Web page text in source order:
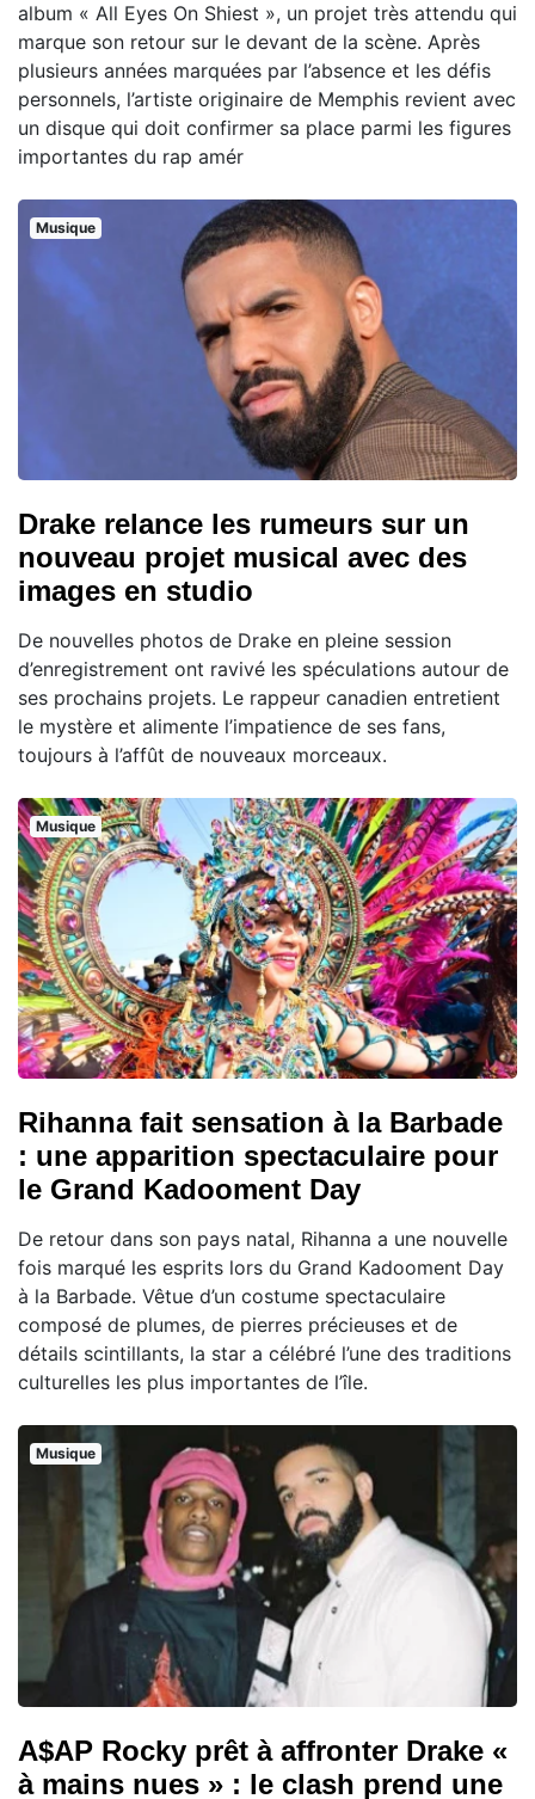
album « All Eyes On Shiest », un projet très attendu qui
marque son retour sur le devant de la scène. Après
plusieurs années marquées par l’absence et les défis
personnels, l’artiste originaire de Memphis revient avec
un disque qui doit confirmer sa place parmi les figures
importantes du rap amér
Musique
Drake relance les rumeurs sur un
nouveau projet musical avec des
images en studio
De nouvelles photos de Drake en pleine session
d’enregistrement ont ravivé les spéculations autour de
ses prochains projets. Le rappeur canadien entretient
le mystère et alimente l’impatience de ses fans,
toujours à l’affût de nouveaux morceaux.
Musique
Rihanna fait sensation à la Barbade
: une apparition spectaculaire pour
le Grand Kadooment Day
De retour dans son pays natal, Rihanna a une nouvelle
fois marqué les esprits lors du Grand Kadooment Day
à la Barbade. Vêtue d’un costume spectaculaire
composé de plumes, de pierres précieuses et de
détails scintillants, la star a célébré l’une des traditions
culturelles les plus importantes de l’île.
Musique
A$AP Rocky prêt à affronter Drake «
à mains nues » : le clash prend une